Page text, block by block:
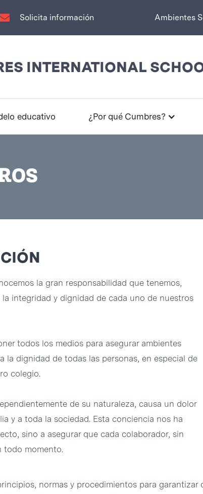
Solicita información Ambientes
INTERNATIONAL
educativo ¿Por qué Cumbres?
la gran responsabilidad que tenemos,
integridad y dignidad de cada uno de nuestros
todos los medios para asegurar ambientes
la dignidad de todas las personas, en especial de
colegio.
de su naturaleza, causa un dolor
y a toda la sociedad. Esta conciencia nos ha
sino a asegurar que cada colaborador, sin
todo momento.
normas y procedimientos para